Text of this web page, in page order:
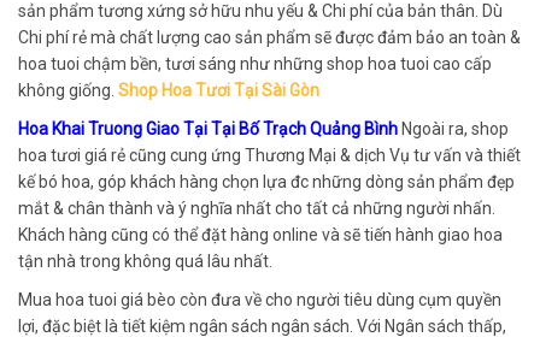
sản phẩm tương xứng sở hữu nhu yếu & Chi phí của bản thân. Dù
Chi phí rẻ mà chất lượng cao sản phẩm sẽ được đảm bảo an toàn &
hoa tuoi chậm bền, tươi sáng như những shop hoa tuoi cao cấp
không giống. Shop Hoa Tươi Tại Sài Gòn
Hoa Khai Truong Giao Tại Tại Bố Trạch Quảng Bình Ngoài ra, shop
hoa tươi giá rẻ cũng cung ứng Thương Mại & dịch Vụ tư vấn và thiết
kế bó hoa, góp khách hàng chọn lựa đc những dòng sản phẩm đẹp
mắt & chân thành và ý nghĩa nhất cho tất cả những người nhấn.
Khách hàng cũng có thể đặt hàng online và sẽ tiến hành giao hoa
tận nhà trong không quá lâu nhất.
Mua hoa tuoi giá bèo còn đưa về cho người tiêu dùng cụm quyền
lợi, đặc biệt là tiết kiệm ngân sách ngân sách. Với Ngân sách thấp,